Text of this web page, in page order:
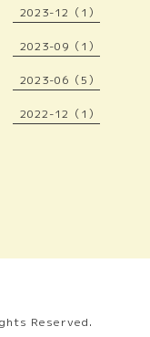
2023-12（1）
2023-09（1）
2023-06（5）
2022-12（1）
Reserved.